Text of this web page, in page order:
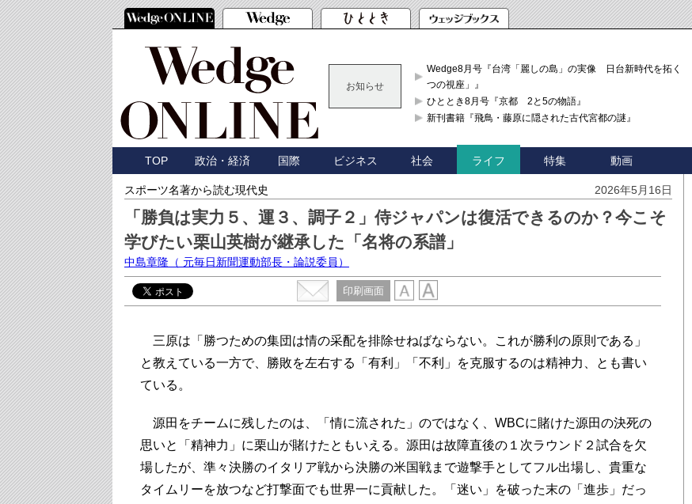
お知らせ
Wedge8月号『台湾「麗しの島」の実像 日台新時代を拓く「3
つの視座」』
ひととき8月号『京都 2と5の物語』
新刊書籍『飛鳥・藤原に隠された古代宮都の謎』
TOP 政治・経済 国際 ビジネス 社会 ライフ 特集 動画
スポーツ名著から読む現代史 2026年5月16日
「勝負は実力５、運３、調子２」侍ジャパンは復活できるのか？今こそ
学びたい栗山英樹が継承した「名将の系譜」
中島章隆 （ 元毎日新聞運動部長・論説委員）
印刷画面
三原は「勝つための集団は情の采配を排除せねばならない。これが勝利の原則である」
と教えている一方で、勝敗を左右する「有利」「不利」を克服するのは精神力、とも書い
ている。
源田をチームに残したのは、「情に流された」のではなく、WBCに賭けた源田の決死の
思いと「精神力」に栗山が賭けたともいえる。源田は故障直後の１次ラウンド２試合を欠
場したが、準々決勝のイタリア戦から決勝の米国戦まで遊撃手としてフル出場し、貴重な
タイムリーを放つなど打撃面でも世界一に貢献した。「迷い」を破った末の「進歩」だっ